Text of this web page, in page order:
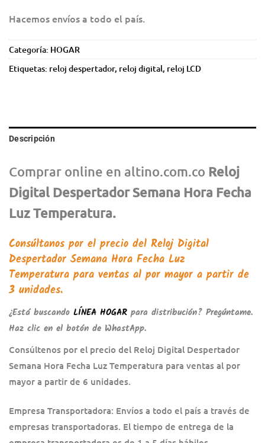
Hacemos envíos a todo el país.
Categoría: HOGAR
Etiquetas: reloj despertador, reloj digital, reloj LCD
Descripción
Comprar online en altino.com.co Reloj
Digital Despertador Semana Hora Fecha
Luz Temperatura.
Consúltanos por el precio del Reloj Digital
Despertador Semana Hora Fecha Luz
Temperatura para ventas al por mayor a partir de
3 unidades.
¿Está buscando LÍNEA HOGAR para distribución? Pregúntame.
Haz clic en el botón de WhastApp.
Consúltenos por el precio del Reloj Digital Despertador
Semana Hora Fecha Luz Temperatura para ventas al por
mayor a partir de 6 unidades.
Empresa Transportadora: Envíos a todo el país a través de
empresas transportadoras. El tiempo de entrega de la